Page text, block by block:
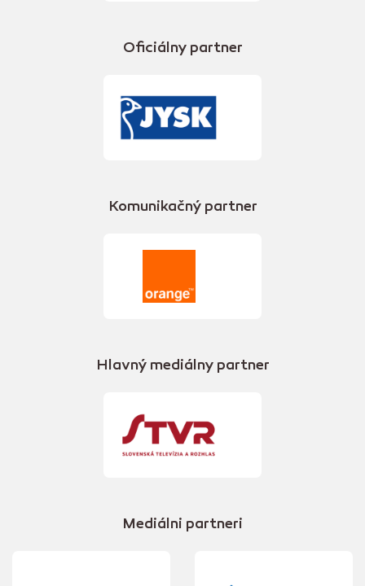
Oficiálny partner
Komunikačný partner
Hlavný mediálny partner
Mediálni partneri